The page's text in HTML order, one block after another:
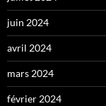
juin 2024
avril 2024
mars 2024
février 2024